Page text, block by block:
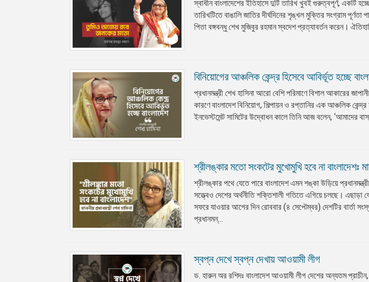
স্বাধীন বাংলাদেশের ইতিহাসে দুটি তারিখ খুবই গুরুত্বপূর্ণ, একটি
তারিখটিতে বাঙালি জাতির দীর্ঘদিনের শৃঙ্খল মুক্তির সংগ্রাম
পিতা বঙ্গবন্ধু শেখ মুজিবুর রহমান স্বদেশ প্রত্যাবর্তন করেন।
বিনিয়োগের আঞ্চলিক কেন্দ্র হিসেবে আবির্ভূত হচ্ছে
প্রধানমন্ত্রী শেখ হাসিনা আরো বেশি পরিমাণে বিশাল আকারের
কারণে বাংলাদেশ বিনিয়োগ, শিল্পায়ন ও রপ্তানির এক আঞ্চলিক
ইনভেস্টমেন্ট সামিটের উদ্বোধন কালে তিনি আজ বলেন, ‘আমাদের
শ্রীলঙ্কার মতো সংকটের মুখোমুখি হবে না বাংলাদেশঃ
শ্রীলঙ্কার পথে যেতে পারে বাংলাদেশ এমন শঙ্কা উড়িয়ে
সত্ত্বেও দেশের অর্থনীতি শক্তিশালী গতিতে এগিয়ে চলছে। এছাড়া
সফরে যাওয়ার আগের দিন রোববার (৪ সেপ্টেম্বর) দেশটির বার্তা
প্রধানমন্...
স্বপ্ন দেখে স্বপ্ন দেখায় আওয়ামী লীগ
ড. হারুন অর রশিদঃ বাংলাদেশ আওয়ামী লীগ দেশের অন্যতম